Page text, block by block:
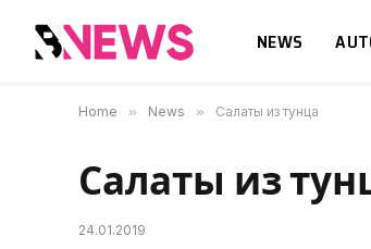
NEWS
Home » News » Салаты из тунца
Салаты из
24.01.2019